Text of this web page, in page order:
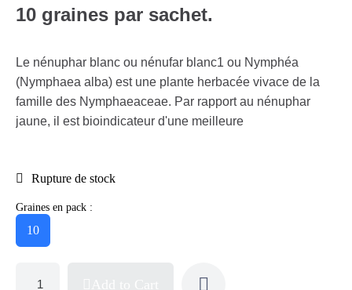
10 graines par sachet.
Le nénuphar blanc ou nénufar blanc1 ou Nymphéa
(Nymphaea alba) est une plante herbacée vivace de la
famille des Nymphaeaceae. Par rapport au nénuphar
jaune, il est bioindicateur d'une meilleure
Rupture de stock
Graines en pack :
10